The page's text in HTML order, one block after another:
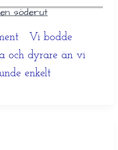
söderut
Vi bodde
och dyrare än vi
enkelt